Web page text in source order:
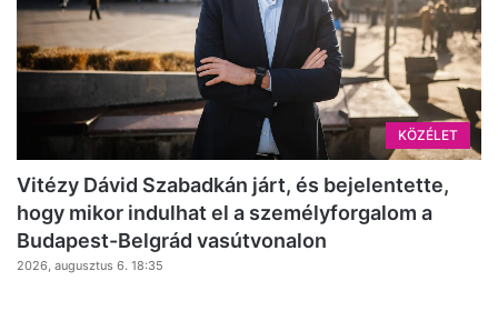
KÖZÉLET
Vitézy Dávid Szabadkán járt, és bejelentette,
hogy mikor indulhat el a személyforgalom a
Budapest-Belgrád vasútvonalon
2026, augusztus 6. 18:35